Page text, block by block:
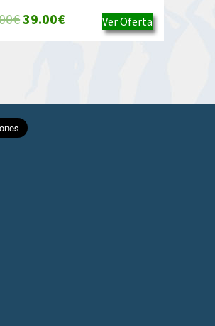
€El
precio
90.00€.
39.00€El
precio
39.00€.
Ver Oferta